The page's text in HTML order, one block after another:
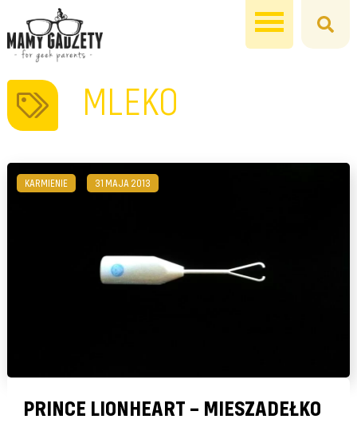
MLEKO
KARMIENIE 31 MAJA 2013
PRINCE LIONHEART – MIESZADEŁKO